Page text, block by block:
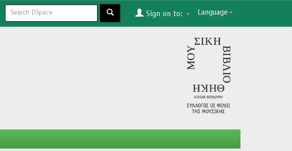
Language
Sign on to: